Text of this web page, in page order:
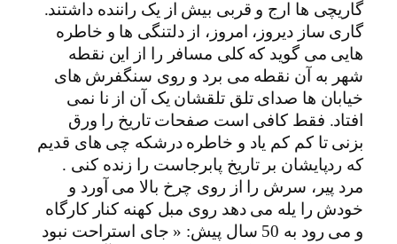
گاریچی ها ارج و قربی بیش از یک راننده داشتند.
گاری ساز دیروز، امروز، از دلتنگى ها و خاطره
هایی می گوید که کلی مسافر را از این نقطه
شهر به آن نقطه می برد و روی سنگفرش های
خیابان ها صدای تلق تلقشان یک آن از نا نمی
افتاد. فقط کافی است صفحات تاریخ را ورق
بزنی تا کم کم یاد و خاطره درشکه چی های قدیم
که ردپایشان بر تاریخ پابرجاست را زنده کنی .
مرد پیر، سرش را از روی چرخ بالا می آورد و
خودش را یله می دهد روی مبل کهنه کنار کارگاه
و می رود به 50 سال پیش: « جای استراحت نبود